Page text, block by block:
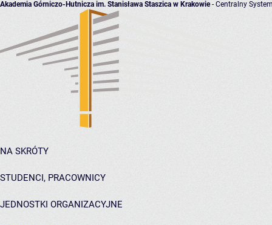
Akademia Górniczo-Hutnicza im. Stanisława Staszica w Krakowie- Centralny
NA SKRÓTY
STUDENCI, PRACOWNICY
JEDNOSTKI ORGANIZACYJNE